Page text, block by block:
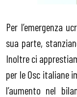
Per l’emergenza
sua parte,
Inoltre ci
per le Osc italiane
l’aumento nel